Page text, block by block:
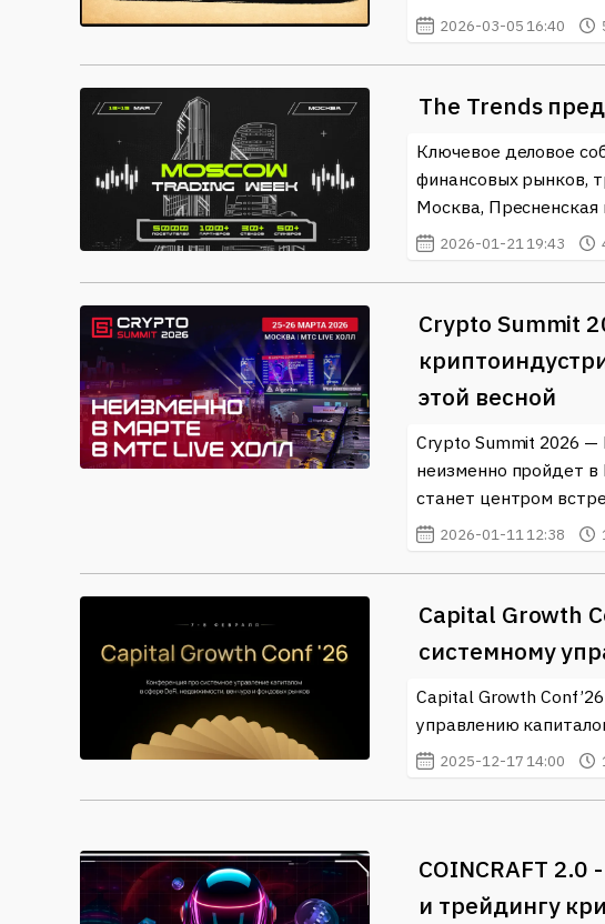
(DeFi). Это поможет вам быть в курсе всех актуальных
Независимо от вашего уровня подготовки, всегда есть что-
2026-03-05 16:40
The Trends
Ключевое деловое
финансовых рынков,
Москва, Пресненская
2026-01-21 19:43
Crypto Summit
этой весной
Crypto Summit 2026 —
неизменно пройдет в
станет центром
2026-01-11 12:38
Capital Growth
системному
Capital Growth
управлению
2025-12-17 14:00
COINCRAFT
и трейдингу